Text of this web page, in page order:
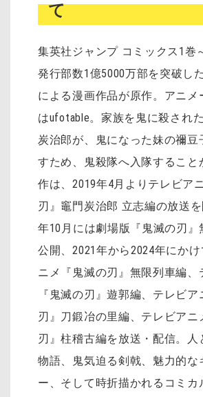
て
集英社ジャンプ コミックス1巻
発行部数1億5000万部を突破し
による漫画作品が原作。アニメ
はufotable。家族を鬼に殺され
炭治郎が、鬼になった妹の禰󠄀豆
すため、鬼殺隊へ入隊すること
作は、2019年4月よりテレビア
刃』竈門炭治郎 立志編の放送
年10月には劇場版『鬼滅の刃』
公開、2021年から2024年にか
ニメ『鬼滅の刃』無限列車編、
『鬼滅の刃』遊郭編、テレビ
刃』刀鍛冶の里編、テレビアニ
刃』柱稽古編を放送・配信。人
物語、鬼気迫る剣戟、魅力的な
ー、そして時折描かれるコミカ